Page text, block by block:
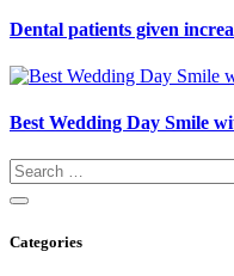
Dental patients given
Best Wedding Day Smile
Categories